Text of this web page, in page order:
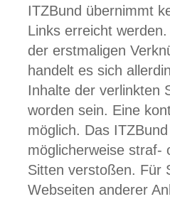
ITZBund übernimmt
Links erreicht
der erstmaligen
handelt es sich
Inhalte der verlinkten
worden sein. Eine
möglich. Das
möglicherweise straf-
Sitten verstoßen. Für
Webseiten anderer